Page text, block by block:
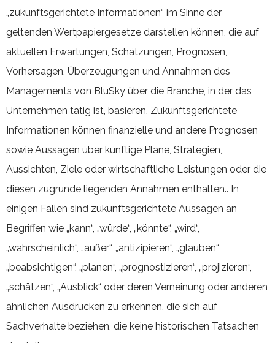
„zukunftsgerichtete Informationen“ im Sinne der
geltenden Wertpapiergesetze darstellen können, die auf
aktuellen Erwartungen, Schätzungen, Prognosen,
Vorhersagen, Überzeugungen und Annahmen des
Managements von BluSky über die Branche, in der das
Unternehmen tätig ist, basieren. Zukunftsgerichtete
Informationen können finanzielle und andere Prognosen
sowie Aussagen über künftige Pläne, Strategien,
Aussichten, Ziele oder wirtschaftliche Leistungen oder die
diesen zugrunde liegenden Annahmen enthalten.. In
einigen Fällen sind zukunftsgerichtete Aussagen an
Begriffen wie „kann“, „würde“, „könnte“, „wird“,
„wahrscheinlich“, „außer“, „antizipieren“, „glauben“,
„beabsichtigen“, „planen“, „prognostizieren“, „projizieren“,
„schätzen“, „Ausblick“ oder deren Verneinung oder anderen
ähnlichen Ausdrücken zu erkennen, die sich auf
Sachverhalte beziehen, die keine historischen Tatsachen